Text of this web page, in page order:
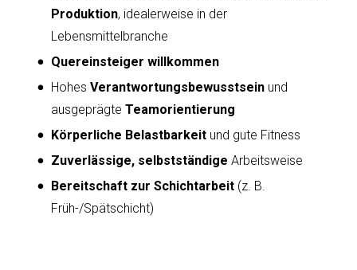
Produktion, idealerweise in der
Lebensmittelbranche
Quereinsteiger willkommen
Hohes Verantwortungsbewusstsein und
ausgeprägte Teamorientierung
Körperliche Belastbarkeit und gute Fitness
Zuverlässige, selbstständige Arbeitsweise
Bereitschaft zur Schichtarbeit (z. B.
Früh-/Spätschicht)